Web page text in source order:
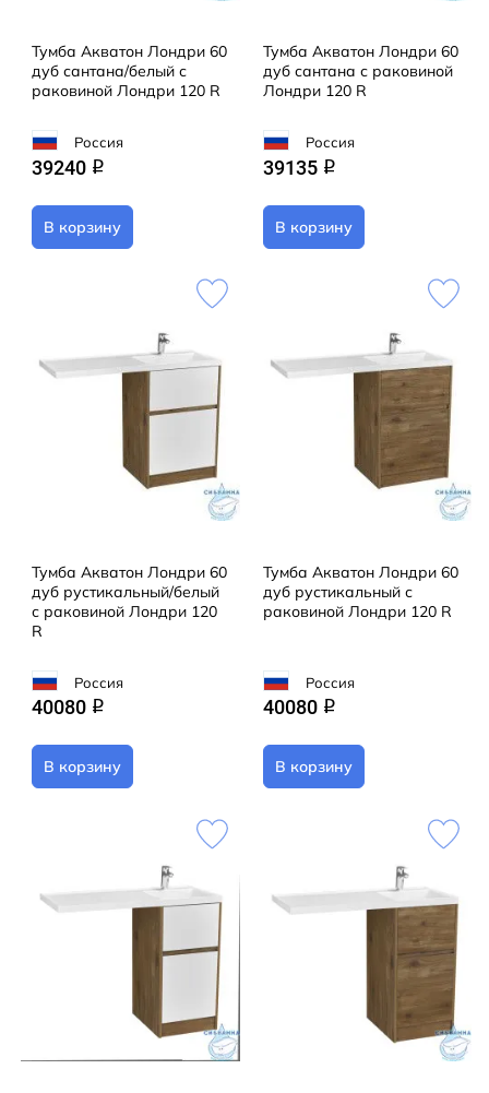
Тумба Акватон Лондри 60
дуб сантана/белый с
раковиной Лондри 120 R
Россия
39240 q
В корзину
Тумба Акватон Лондри 60
дуб сантана с раковиной
Лондри 120 R
Россия
39135 q
В корзину
Тумба Акватон Лондри 60
дуб рустикальный/белый
с раковиной Лондри 120
R
Россия
40080 q
В корзину
Тумба Акватон Лондри 60
дуб рустикальный с
раковиной Лондри 120 R
Россия
40080 q
В корзину